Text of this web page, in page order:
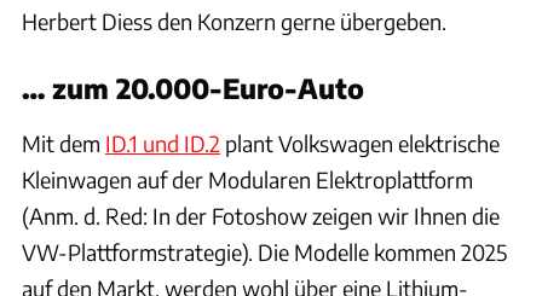
Herbert Diess den Konzern gerne übergeben.
… zum 20.000-Euro-Auto
Mit dem ID.1 und ID.2 plant Volkswagen elektrische
Kleinwagen auf der Modularen Elektroplattform
(Anm. d. Red: In der Fotoshow zeigen wir Ihnen die
VW-Plattformstrategie). Die Modelle kommen 2025
auf den Markt, werden wohl über eine Lithium-